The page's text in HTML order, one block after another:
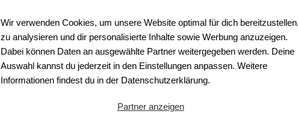
Wir verwenden Cookies, um unsere Website optimal für dich bereitzustellen,
zu analysieren und dir personalisierte Inhalte sowie Werbung anzuzeigen.
Dabei können Daten an ausgewählte Partner weitergegeben werden. Deine
Auswahl kannst du jederzeit in den Einstellungen anpassen. Weitere
Informationen findest du in der Datenschutzerklärung.
Partner anzeigen
schönen Momenten. Ebenso kann eine Collage als
die lustigsten Fotos der Gäste mit dem Brautpaar zeigt.
ist einHochzeitsbanner, den Du auch in unserem
kreativen Möglichkeiten bei MYPOSTER helfen Dir bei
Gestalte jetzt Deine Hochzeitscollage!